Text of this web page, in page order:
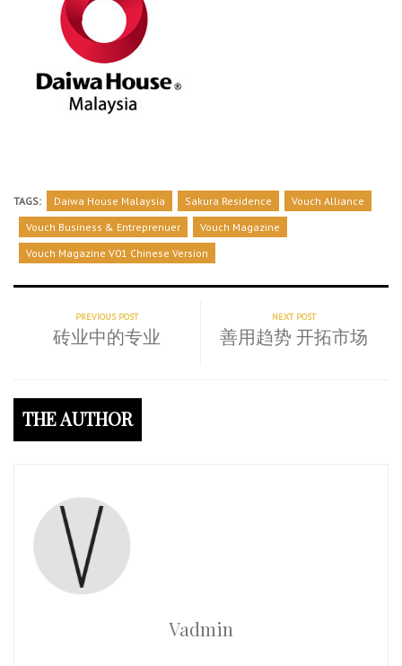
TAGS: Daiwa House Malaysia Sakura Residence
Vouch Alliance
Vouch Business & Entreprenuer
Vouch Magazine
Vouch Magazine V01 Chinese Version
PREVIOUS POST
砖业中的专业
NEXT POST
善用趋势 开拓市场
THE AUTHOR
Vadmin